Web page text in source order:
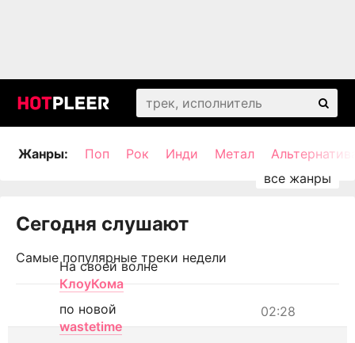
Жанры: Поп Рок Инди Метал
Сегодня слушают
Самые популярные треки недели
На своей волне
КлоуКома
02:28
по новой
wastetime